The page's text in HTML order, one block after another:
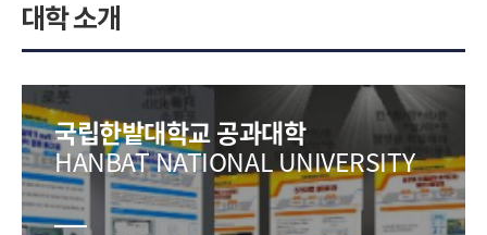
대학 소개
국립한밭대학교 공과대학
HANBAT NATIONAL UNIVERSITY